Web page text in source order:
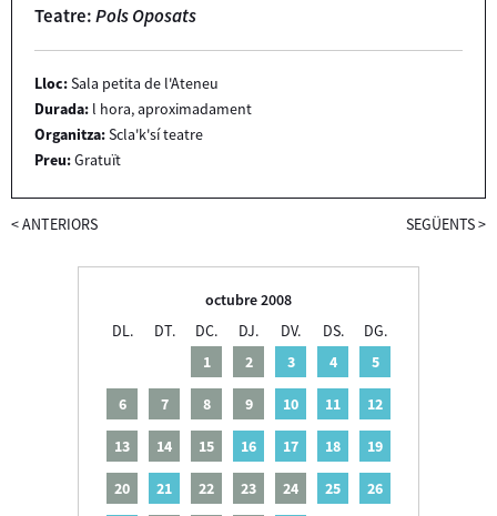
Teatre:Pols Oposats
Lloc:Sala petita de l'Ateneu
Durada: l hora, aproximadament
Organitza:Scla'k'sí teatre
Preu:Gratuït
<ANTERIORS SEGÜENTS>
octubre 2008
DL.
DT. DC. DJ. DV. DS.
DG.
1
2 3 4 5
6 7 8 9 10 11 12
13 14 15 16 17 18 19
20 21 22 23 24 25 26